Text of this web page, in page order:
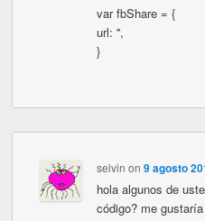
var fbShare = {
url: '',
}
selvin on 9 agosto
hola algunos de
código? me